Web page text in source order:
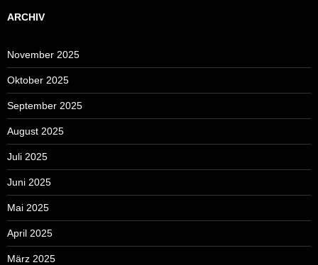
ARCHIV
November 2025
Oktober 2025
September 2025
August 2025
Juli 2025
Juni 2025
Mai 2025
April 2025
März 2025